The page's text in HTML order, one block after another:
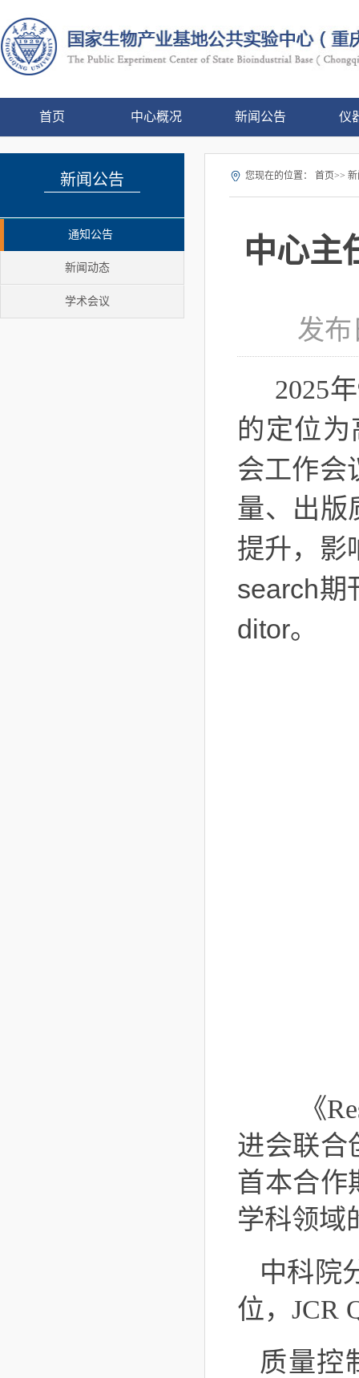
首页 中心概况 新闻公告 仪
新闻公告
通知公告
新闻动态
学术会议
您现在的位置： 首页>>
中心主
发
2025
的定位
会工作会
量、出版
提升，影
search期
ditor。
《
进会联合
首本合作
学科领域
中科院
位，JCR
质量控